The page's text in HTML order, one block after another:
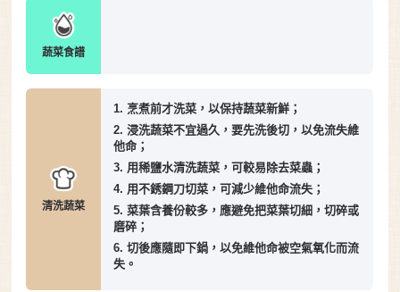
蔬菜食譜
清洗蔬菜
1. 烹煮前才洗菜，以保持蔬菜新鮮；
2. 浸洗蔬菜不宜過久，要先洗後切，以免流失維
他命；
3. 用稀鹽水清洗蔬菜，可較易除去菜蟲；
4. 用不銹鋼刀切菜，可減少維他命流失；
5. 菜葉含養份較多，應避免把菜葉切細，切碎或
磨碎；
6. 切後應隨即下鍋，以免維他命被空氣氧化而流
失。